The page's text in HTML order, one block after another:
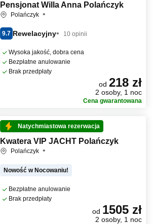
Pensjonat Willa Anna Polańczyk
Polańczyk
9.7 Rewelacyjny 10 opinii
Wysoka jakość, dobra cena
Bezpłatne anulowanie
Brak przedpłaty
od 218 zł
2 osoby, 1 noc
Cena gwarantowana
Natychmiastowa rezerwacja
Kwatera VIP JACHT Polańczyk
Polańczyk
Nowość w Nocowaniu!
Bezpłatne anulowanie
Brak przedpłaty
od 1505 zł
2 osoby, 1 noc